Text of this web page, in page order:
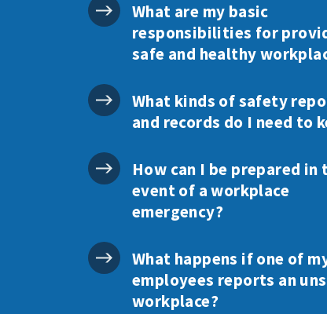
What are my basic
responsibilities for
safe and healthy
What kinds of safety
and records do I need to
How can I be prepared in
event of a workplace
emergency?
What happens if one of
employees reports an
workplace?